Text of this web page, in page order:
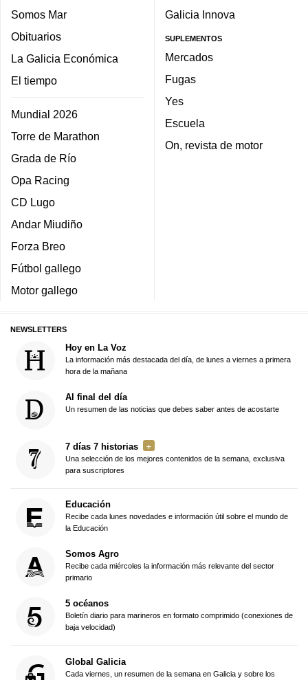
Somos Mar
Obituarios
La Galicia Económica
El tiempo
Mundial 2026
Torre de Marathon
Grada de Río
Opa Racing
CD Lugo
Andar Miudiño
Forza Breo
Fútbol gallego
Motor gallego
Galicia Innova
SUPLEMENTOS
Mercados
Fugas
Yes
Escuela
On, revista de motor
NEWSLETTERS
Hoy en La Voz
La información más destacada del día, de lunes a viernes a primera
hora de la mañana
Al final del día
Un resumen de las noticias que debes saber antes de acostarte
7 días 7 historias
Una selección de los mejores contenidos de la semana, exclusiva
para suscriptores
Educación
Recibe cada lunes novedades e información útil sobre el mundo de
la Educación
Somos Agro
Recibe cada miércoles la información más relevante del sector
primario
5 océanos
Boletín diario para marineros en formato comprimido (conexiones de
baja velocidad)
Global Galicia
Cada viernes, un resumen de la semana en Galicia y sobre los